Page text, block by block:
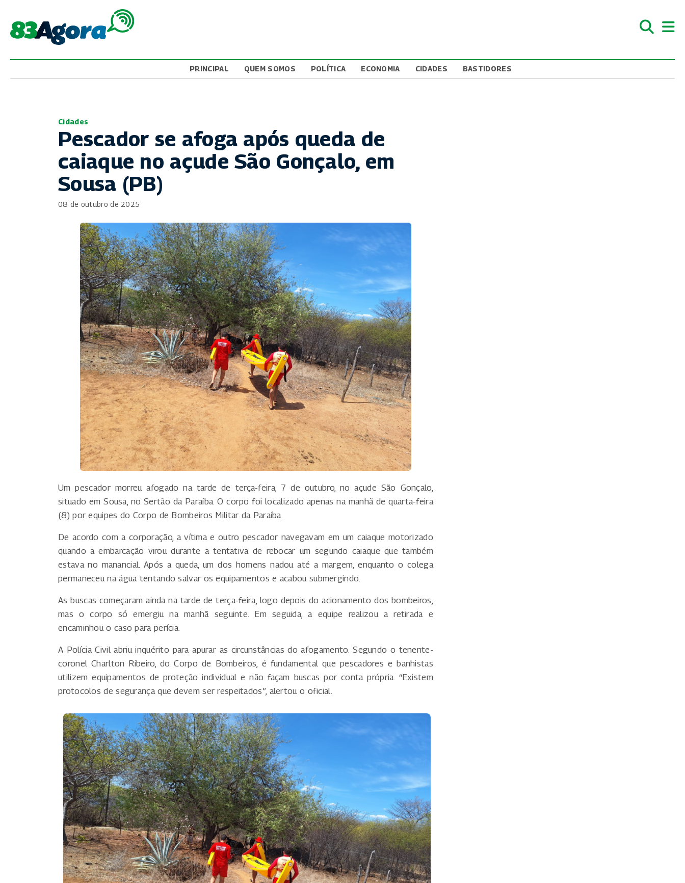
PRINCIPAL QUEM SOMOS POLÍTICA ECONOMIA CIDADES BASTIDORES
Cidades
Pescador se afoga após queda de
caiaque no açude São Gonçalo, em
Sousa (PB)
08 de outubro de 2025
Um pescador morreu afogado na tarde de terça-feira, 7 de outubro, no açude São Gonçalo,
situado em Sousa, no Sertão da Paraíba. O corpo foi localizado apenas na manhã de quarta-feira
(8) por equipes do Corpo de Bombeiros Militar da Paraíba.
De acordo com a corporação, a vítima e outro pescador navegavam em um caiaque motorizado
quando a embarcação virou durante a tentativa de rebocar um segundo caiaque que também
estava no manancial. Após a queda, um dos homens nadou até a margem, enquanto o colega
permaneceu na água tentando salvar os equipamentos e acabou submergindo.
As buscas começaram ainda na tarde de terça-feira, logo depois do acionamento dos bombeiros,
mas o corpo só emergiu na manhã seguinte. Em seguida, a equipe realizou a retirada e
encaminhou o caso para perícia.
A Polícia Civil abriu inquérito para apurar as circunstâncias do afogamento. Segundo o tenente-
coronel Charlton Ribeiro, do Corpo de Bombeiros, é fundamental que pescadores e banhistas
utilizem equipamentos de proteção individual e não façam buscas por conta própria. “Existem
protocolos de segurança que devem ser respeitados”, alertou o oficial.